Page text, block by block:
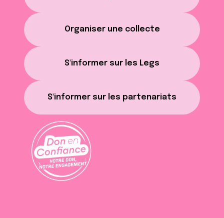
Organiser une collecte
S'informer sur les Legs
S'informer sur les partenariats